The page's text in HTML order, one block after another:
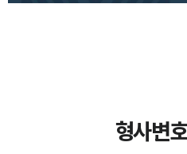
형사변